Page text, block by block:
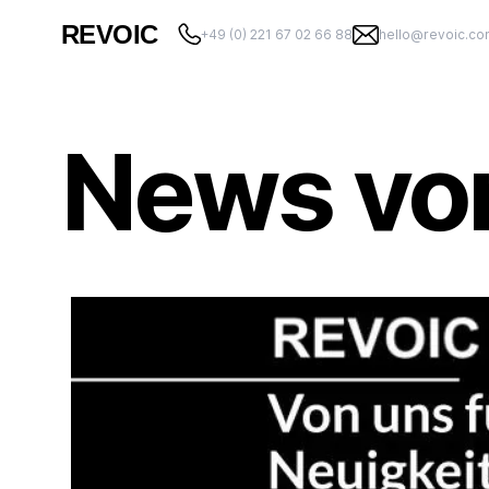
REVOIC +49 (0) 221 67 02 66 88
News